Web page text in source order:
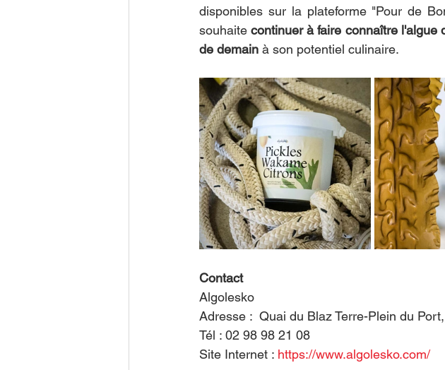
disponibles sur la plateforme "Pour de
souhaite continuer à faire connaître l'algue
de demain à son potentiel culinaire.
Contact
Algolesko
Adresse : Quai du Blaz Terre-Plein du
Tél : 02 98 98 21 08
Site Internet : https://www.algolesko.com/